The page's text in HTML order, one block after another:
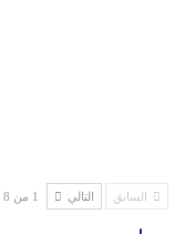
السابق التالي 1 من 8